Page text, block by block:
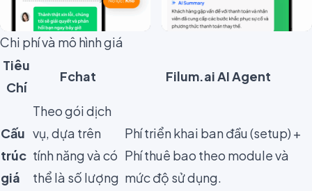
Chi phí và mô hình giá
Tiêu
Chí
Fchat Filum.ai AI Agent
Cấu
trúc
giá
Theo gói dịch
vụ, dựa trên
tính năng và có
thể là số lượng
Phí triển khai ban đầu (setup) +
Phí thuê bao theo module và
mức độ sử dụng.